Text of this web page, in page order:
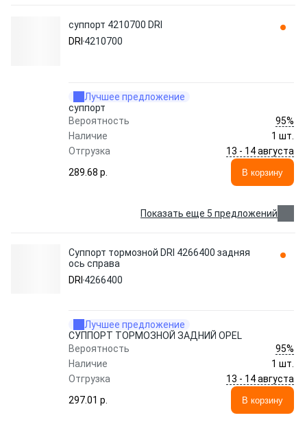
суппорт 4210700 DRI
DRI 4210700
Лучшее предложение
суппорт
Вероятность
95%
Наличие
1 шт.
Отгрузка
13 - 14 августа
289.68 p.
В корзину
Показать еще 5 предложений
Суппорт тормозной DRI 4266400 задняя
ось справа
DRI 4266400
Лучшее предложение
СУППОРТ ТОРМОЗНОЙ ЗАДНИЙ OPEL
Вероятность
95%
Наличие
1 шт.
Отгрузка
13 - 14 августа
297.01 p.
В корзину